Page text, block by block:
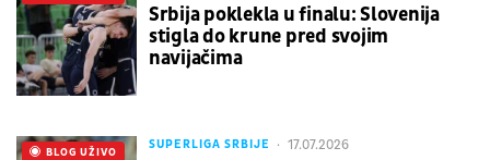
Srbija poklekla u finalu: Slovenija
stigla do krune pred svojim
navijačima
SUPERLIGA SRBIJE 17.07.2026
UŽIVO
BLOG UŽIVO